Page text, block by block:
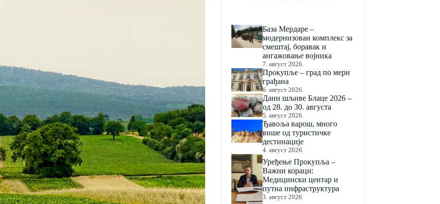
База Мердаре –
модернизован комплекс за
смештај, боравак и
ангажовање војника
7. август 2026.
Прокупље – град по мери
грађана
6. август 2026.
Дани шљиве Блаце 2026 –
од 28. до 30. августа
5. август 2026.
Ђавоља варош, много
више од туристичке
дестинације
4. август 2026.
Уређење Прокупља –
Важни кораци:
Медицински центар и
путна инфраструктура
3. август 2026.